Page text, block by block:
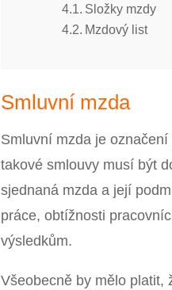
Složky mzdy
Mzdový list
Smluvní mzda
Smluvní mzda je
takové smlouvy musí být
sjednaná mzda a její
práce, obtížnosti
výsledkům.
Všeobecně by mělo